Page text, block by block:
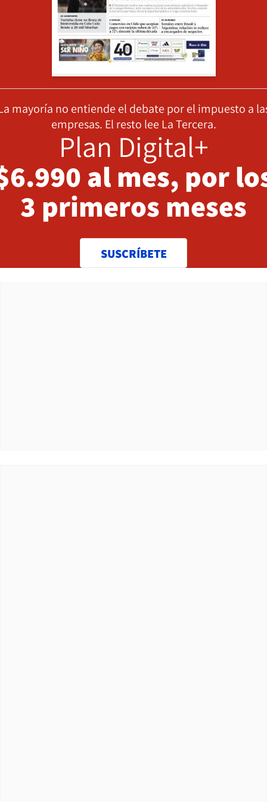
mayoría no entiende el debate por el impuesto a
empresas. El resto lee La Tercera.
Plan Digital+
al mes, por
3 primeros meses
SUSCRÍBETE